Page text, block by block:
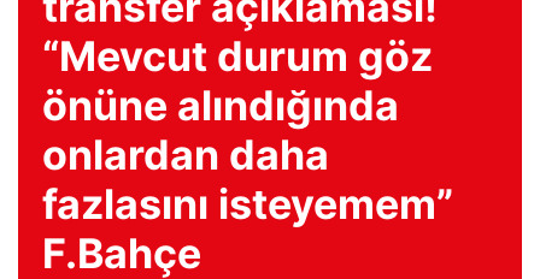
“Mevcut durum göz
önüne alındığında
onlardan daha
fazlasını isteyemem”
F.Bahçe